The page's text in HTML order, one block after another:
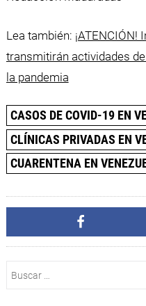
Lea también:
transmitirán actividades
la pandemia
CASOS DE COVID-19 EN
CLÍNICAS PRIVADAS EN
CUARENTENA EN